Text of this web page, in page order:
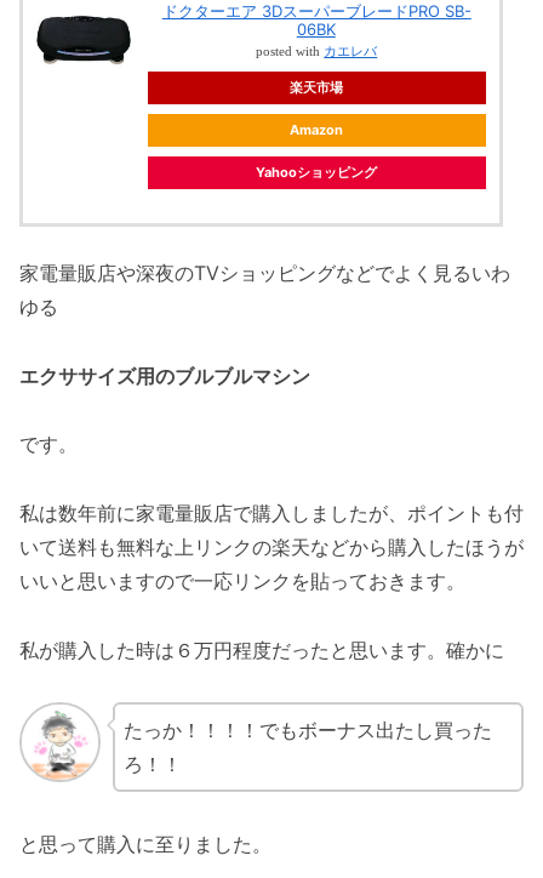
ドクターエア 3DスーパーブレードPRO SB-
06BK
posted with カエレバ
楽天市場
Amazon
Yahooショッピング
家電量販店や深夜のTVショッピングなどでよく見るいわ
ゆる
エクササイズ用のブルブルマシン
です。
私は数年前に家電量販店で購入しましたが、ポイントも付
いて送料も無料な上リンクの楽天などから購入したほうが
いいと思いますので一応リンクを貼っておきます。
私が購入した時は６万円程度だったと思います。確かに
たっか！！！！でもボーナス出たし買った
ろ！！
と思って購入に至りました。